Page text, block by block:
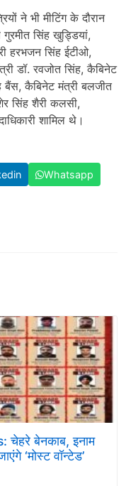
ने भी मीटिंग के दौरान
सिंह खुड्डियां,
हरभजन सिंह ईटीओ,
डॉ. रवजोत सिंह, कैबिनेट
बैंस, कैबिनेट मंत्री बलजीत
सिंह शैरी कलसी,
शामिल थे।
Whatsapp
बेनकाब, इनाम
‘मोस्ट वॉन्टेड’